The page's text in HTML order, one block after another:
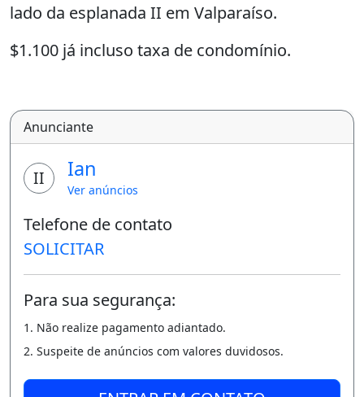
lado da esplanada II em Valparaíso.
$1.100 já incluso taxa de condomínio.
61 991740287
Anunciante
II Ian
Ver anúncios
Telefone de contato
SOLICITAR
Para sua segurança:
1. Não realize pagamento adiantado.
2. Suspeite de anúncios com valores duvidosos.